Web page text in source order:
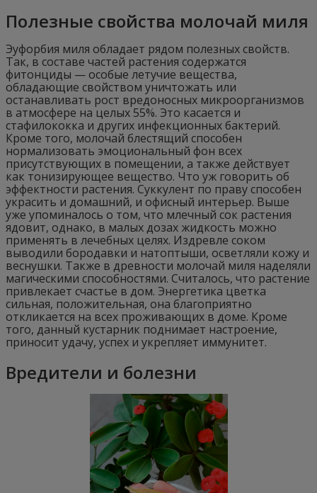
Полезные свойства молочай миля
Эуфорбия миля обладает рядом полезных свойств.
Так, в составе частей растения содержатся
фитонциды — особые летучие вещества,
обладающие свойством уничтожать или
останавливать рост вредоносных микроорганизмов
в атмосфере на целых 55%. Это касается и
стафилококка и других инфекционных бактерий.
Кроме того, молочай блестящий способен
нормализовать эмоциональный фон всех
присутствующих в помещении, а также действует
как тонизирующее вещество. Что уж говорить об
эффектности растения. Суккулент по праву способен
украсить и домашний, и офисный интерьер. Выше
уже упоминалось о том, что млечный сок растения
ядовит, однако, в малых дозах жидкость можно
применять в лечебных целях. Издревле соком
выводили бородавки и натоптыши, осветляли кожу и
веснушки. Также в древности молочай миля наделяли
магическими способностями. Считалось, что растение
привлекает счастье в дом. Энергетика цветка
сильная, положительная, она благоприятно
откликается на всех проживающих в доме. Кроме
того, данный кустарник поднимает настроение,
приносит удачу, успех и укрепляет иммунитет.
Вредители и болезни